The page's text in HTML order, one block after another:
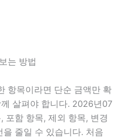
는 방법
항목이라면 단순 금액만 확
살펴야 합니다. 2026년07
포함 항목, 제외 항목, 변경
줄일 수 있습니다. 처음